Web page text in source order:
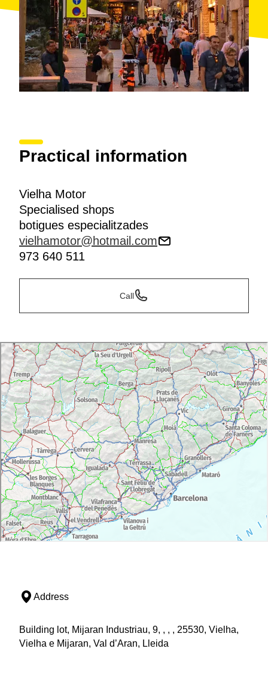
Practical information
Vielha Motor
Specialised shops
botigues especialitzades
vielhamotor@hotmail.com
973 640 511
Call
Address
Building lot, Mijaran Industriau, 9, , , , 25530, Vielha,
Vielha e Mijaran, Val d’Aran, Lleida